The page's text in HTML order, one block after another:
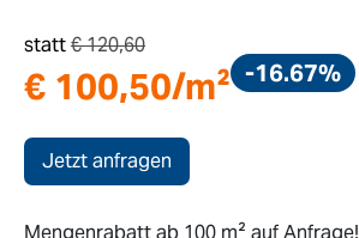
statt€120,60
€ 100,50/m² -16.67%
Jetzt anfragen
Mengenrabatt ab 100 m² auf Anfrage!